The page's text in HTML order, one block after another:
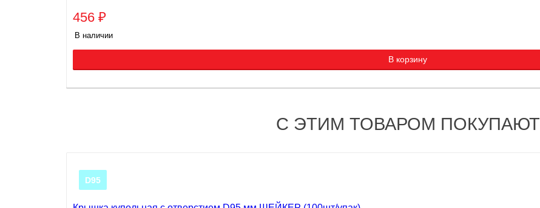
456 ₽
В наличии
В корзину
С ЭТИМ ТОВАРОМ ПОКУПАЮТ
D95